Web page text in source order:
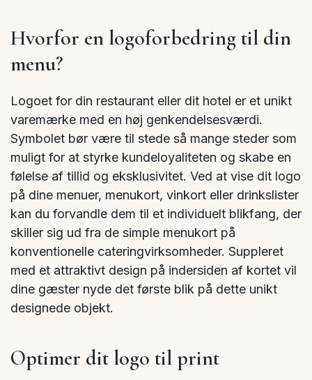
Hvorfor en logoforbedring til din
menu?
Logoet for din restaurant eller dit hotel er et unikt
varemærke med en høj genkendelsesværdi.
Symbolet bør være til stede så mange steder som
muligt for at styrke kundeloyaliteten og skabe en
følelse af tillid og eksklusivitet. Ved at vise dit logo
på dine menuer, menukort, vinkort eller drinkslister
kan du forvandle dem til et individuelt blikfang, der
skiller sig ud fra de simple menukort på
konventionelle cateringvirksomheder. Suppleret
med et attraktivt design på indersiden af kortet vil
dine gæster nyde det første blik på dette unikt
designede objekt.
Optimer dit logo til print